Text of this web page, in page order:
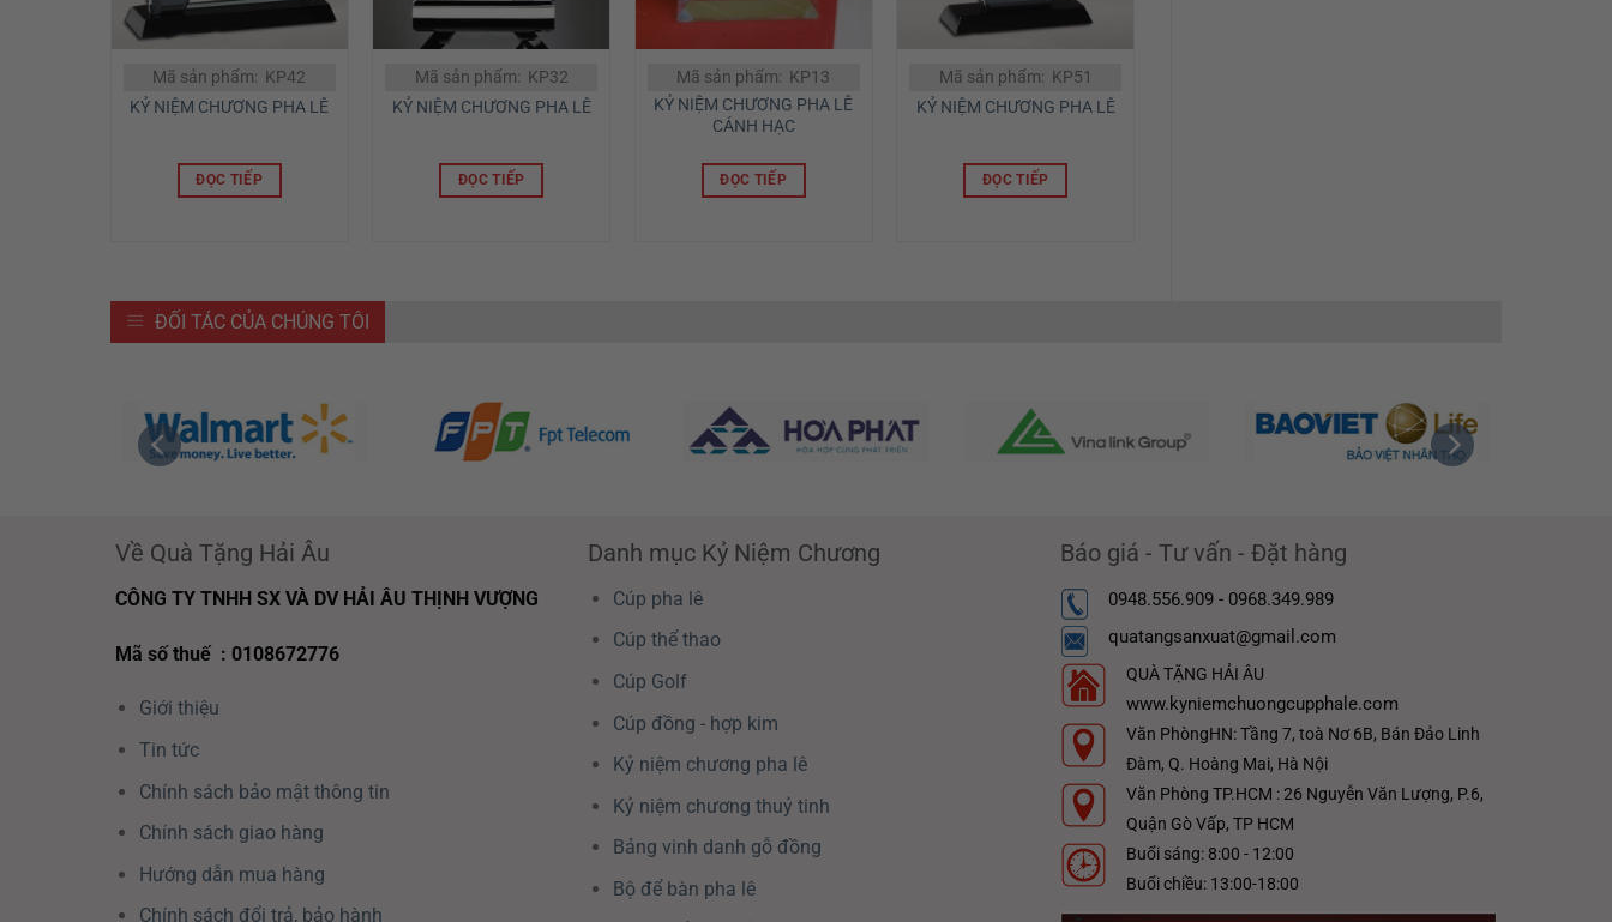
Mã sản phẩm: KP42
KỶ NIỆM CHƯƠNG PHA LÊ
ĐỌC TIẾP
Mã sản phẩm: KP32
KỶ NIỆM CHƯƠNG PHA LÊ
ĐỌC TIẾP
Mã sản phẩm: KP13
KỶ NIỆM CHƯƠNG PHA LÊ
CÁNH HẠC
ĐỌC TIẾP
Mã sản phẩm: KP51
KỶ NIỆM CHƯƠNG PHA LÊ
ĐỌC TIẾP
ĐỐI TÁC CỦA CHÚNG TÔI
Về Quà Tặng Hải Âu
CÔNG TY TNHH SX VÀ DV HẢI ÂU THỊNH VƯỢNG
Mã số thuế : 0108672776
Giới thiệu
Tin tức
Chính sách bảo mật thông tin
Chính sách giao hàng
Hướng dẫn mua hàng
Chính sách đổi trả, bảo hành
Danh mục Kỷ Niệm Chương
Cúp pha lê
Cúp thể thao
Cúp Golf
Cúp đồng - hợp kim
Kỷ niệm chương pha lê
Kỷ niệm chương thuỷ tinh
Bảng vinh danh gỗ đồng
Bộ để bàn pha lê
Báo giá - Tư vấn - Đặt hàng
0948.556.909 - 0968.349.989
quatangsanxuat@gmail.com
QUÀ TẶNG HẢI ÂU
www.kyniemchuongcupphale.com
Văn PhòngHN: Tầng 7, toà Nơ 6B, Bán Đảo Linh
Đàm, Q. Hoàng Mai, Hà Nội
Văn Phòng TP.HCM : 26 Nguyễn Văn Lượng, P.6,
Quận Gò Vấp, TP HCM
Buổi sáng: 8:00 - 12:00
Buổi chiều: 13:00-18:00